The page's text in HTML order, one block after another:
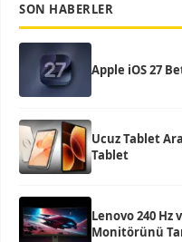
SON HABERLER
Apple iOS 27
Ucuz Tablet
Tablet
Lenovo 240 Hz
Monitörünü